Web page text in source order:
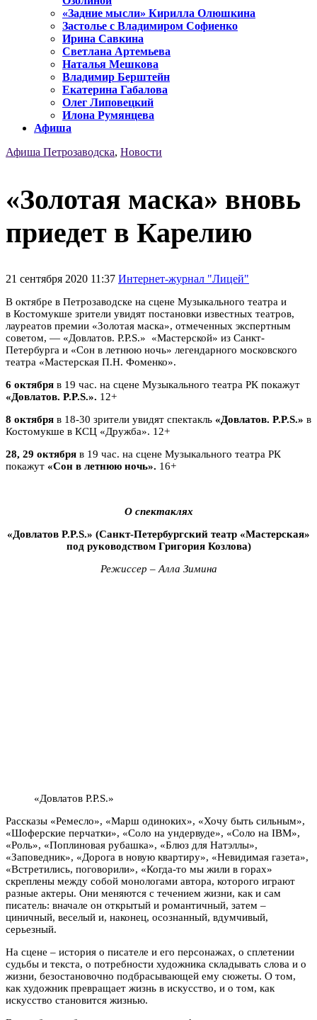
«Задние мысли» Кирилла Олюшкина
Застолье с Владимиром Софиенко
Ирина Савкина
Светлана Артемьева
Наталья Мешкова
Владимир Берштейн
Екатерина Габалова
Олег Липовецкий
Илона Румянцева
Афиша
Афиша Петрозаводска, Новости
«Золотая маска» вновь
приедет в Карелию
21 сентября 2020 11:37 Интернет-журнал "Лицей"
В октябре в Петрозаводске на сцене Музыкального театра и
в Костомукше зрители увидят постановки известных театров,
лауреатов премии «Золотая маска», отмеченных экспертным
советом, — «Довлатов. P.P.S.» «Мастерской» из Санкт-
Петербурга и «Сон в летнюю ночь» легендарного московского
театра «Мастерская П.Н. Фоменко».
6 октября в 19 час. на сцене Музыкального театра РК покажут
«Довлатов. P.P.S.». 12+
8 октября в 18-30 зрители увидят спектакль «Довлатов. P.P.S.» в
Костомукше в КСЦ «Дружба». 12+
28, 29 октября в 19 час. на сцене Музыкального театра РК
покажут «Сон в летнюю ночь». 16+
О спектаклях
«Довлатов P.P.S.» (Санкт-Петербургский театр «Мастерская»
под руководством Григория Козлова)
Режиссер – Алла Зимина
«Довлатов P.P.S.»
Рассказы «Ремесло», «Марш одиноких», «Хочу быть сильным»,
«Шоферские перчатки», «Соло на ундервуде», «Соло на IBM»,
«Роль», «Поплиновая рубашка», «Блюз для Натэллы»,
«Заповедник», «Дорога в новую квартиру», «Невидимая газета»,
«Встретились, поговорили», «Когда-то мы жили в горах»
скреплены между собой монологами автора, которого играют
разные актеры. Они меняются с течением жизни, как и сам
писатель: вначале он открытый и романтичный, затем –
циничный, веселый и, наконец, осознанный, вдумчивый,
серьезный.
На сцене – история о писателе и его персонажах, о сплетении
судьбы и текста, о потребности художника складывать слова и о
жизни, безостановочно подбрасывающей ему сюжеты. О том,
как художник превращает жизнь в искусство, и о том, как
искусство становится жизнью.